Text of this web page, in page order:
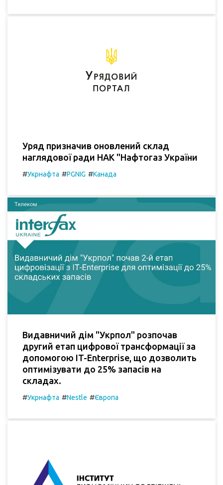
Уряд призначив оновлений склад
наглядової ради НАК "Нафтогаз України
#Укрнафта #PGNIG #Канада
Видавничий дім "Укрпол" розпочав
другий етап цифрової трансформації за
допомогою IT-Enterprise, що дозволить
оптимізувати до 25% запасів на
складах.
#Укрнафта #Nestle #Європа